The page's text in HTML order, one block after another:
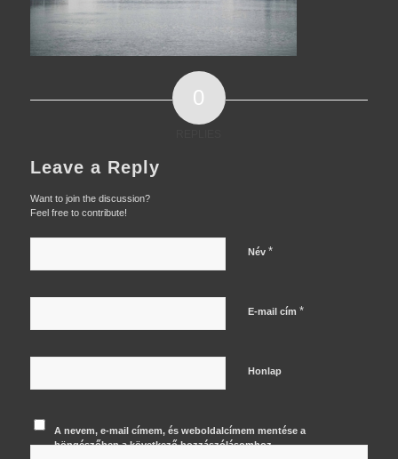
0
Leave a Reply
Want to join the discussion?
Feel free to contribute!
Név *
E-mail cím *
Honlap
A nevem, e-mail címem, és weboldalcímem mentése a
böngészőben a következő hozzászólásomhoz.